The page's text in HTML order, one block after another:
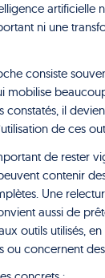
artificielle
ni une
consiste
mobilise
constatés, il
de ces
de rester
contenir
Une
aussi de
outils utilisés,
ou concernent des